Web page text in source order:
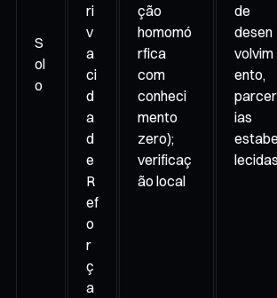
S
ol
o
ri
v
a
ci
d
a
d
e
R
ef
o
r
ç
a
ção
homomó
rfica
com
conheci
mento
zero);
verificaç
ão local
de
desen
volvim
ento,
parcer
ias
estabe
lecidas